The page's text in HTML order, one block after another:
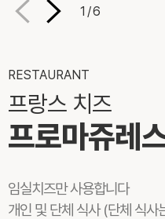
1 /6
RESTAURANT
프랑스 치즈
프로마쥬레
임실치즈만 사용합니다
개인 및 단체 식사 (단체 식사